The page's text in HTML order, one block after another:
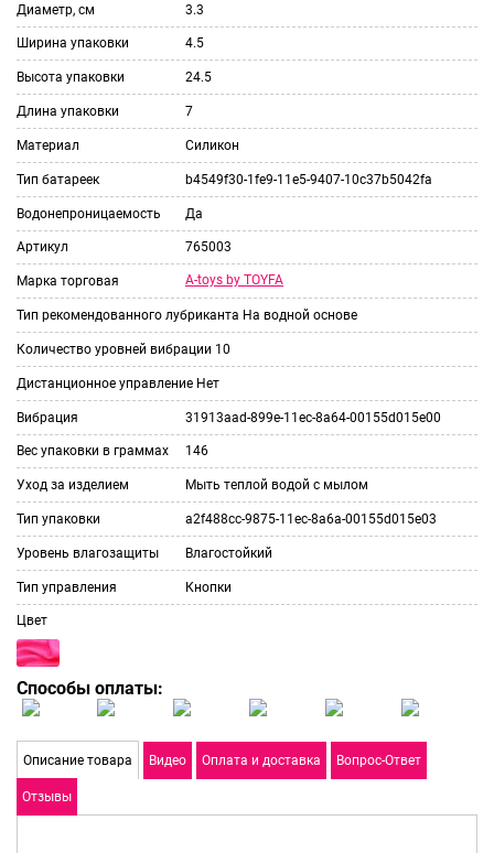
Диаметр, см 3.3
Ширина упаковки 4.5
Высота упаковки 24.5
Длина упаковки 7
Материал Силикон
Тип батареек b4549f30-1fe9-11e5-9407-10c37b5042fa
Водонепроницаемость Да
Артикул 765003
Марка торговая A-toys by TOYFA
Тип рекомендованного лубриканта На водной основе
Количество уровней вибрации 10
Дистанционное управление Нет
Вибрация 31913aad-899e-11ec-8a64-00155d015e00
Вес упаковки в граммах 146
Уход за изделием Мыть теплой водой с мылом
Тип упаковки a2f488cc-9875-11ec-8a6a-00155d015e03
Уровень влагозащиты Влагостойкий
Тип управления Кнопки
Цвет
Способы оплаты:
Описание товара Видео Оплата и доставка Вопрос-Ответ
Отзывы